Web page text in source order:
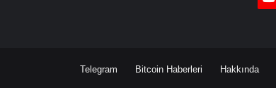
Telegram Bitcoin Haberleri Hakkında